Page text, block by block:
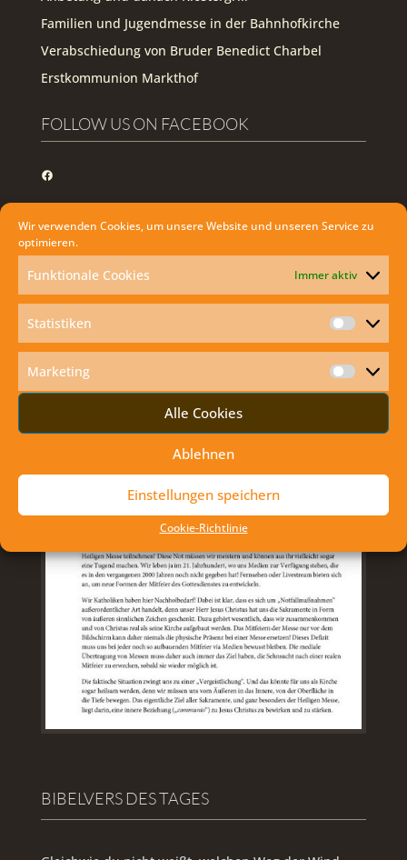
Wir verwenden Cookies, um unsere Website und unseren Service zu
optimieren.
Funktionale Cookies Immer aktiv
Statistiken
Marketing
Alle Cookies
Ablehnen
Einstellungen speichern
Cookie-Richtlinie
Familien und Jugendmesse in der Bahnhofkirche
Verabschiedung von Bruder Benedict Charbel
Erstkommunion Markthof
FOLLOW US ON FACEBOOK
Facebook
WIE KANN ICH DIE HEILIGE MESSE ZU
HAUSE MITFEIERN?
BIBELVERS DES TAGES